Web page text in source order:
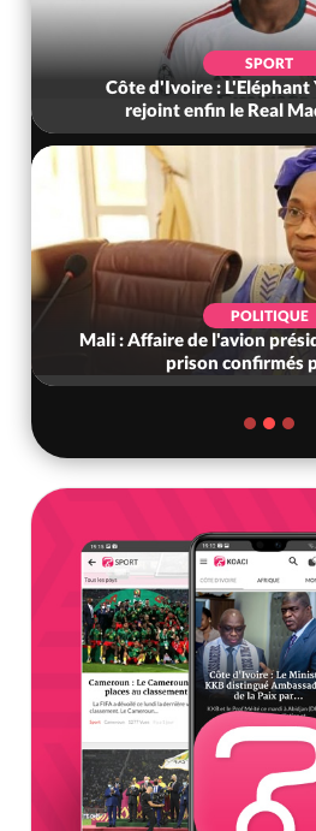
SPORT
Côte d'Ivoire : L'Eléphant
rejoint enfin le Real
POLITIQUE
Mali : Affaire de l'avion
prison confirmés